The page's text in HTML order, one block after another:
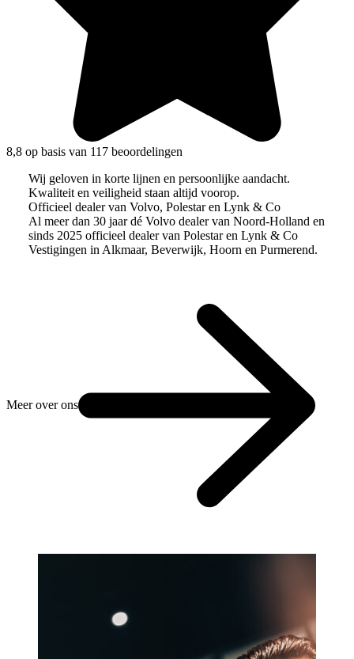
8,8 op basis van 117 beoordelingen
Wij geloven in korte lijnen en persoonlijke aandacht.
Kwaliteit en veiligheid staan altijd voorop.
Officieel dealer van Volvo, Polestar en Lynk & Co
Al meer dan 30 jaar dé Volvo dealer van Noord-Holland en
sinds 2025 officieel dealer van Polestar en Lynk & Co
Vestigingen in Alkmaar, Beverwijk, Hoorn en Purmerend.
Meer over ons